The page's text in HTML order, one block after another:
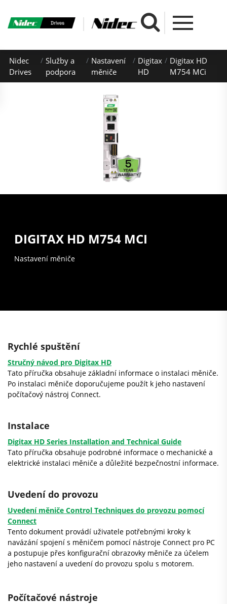
Nidec
Drives
Služby a
podpora
Nastavení
měniče
Digitax
HD
Digitax HD
M754 MCi
DIGITAX HD M754 MCI
Nastavení měniče
Rychlé spuštění
Stručný návod pro Digitax HD
Tato příručka obsahuje základní informace o instalaci měniče.
Po instalaci měniče doporučujeme použít k jeho nastavení
počítačový nástroj Connect.
Instalace
Digitax HD Series Installation and Technical Guide
Tato příručka obsahuje podrobné informace o mechanické a
elektrické instalaci měniče a důležité bezpečnostní informace.
Uvedení do provozu
Uvedení měniče Control Techniques do provozu pomocí
Connect
Tento dokument provádí uživatele potřebnými kroky k
navázání spojení s měničem pomocí nástroje Connect pro PC
a postupuje přes konfigurační obrazovky měniče za účelem
jeho nastavení a uvedení do provozu spolu s motorem.
Počítačové nástroje